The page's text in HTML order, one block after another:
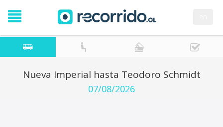
Nueva Imperial hasta Teodoro Schmidt
07/08/2026